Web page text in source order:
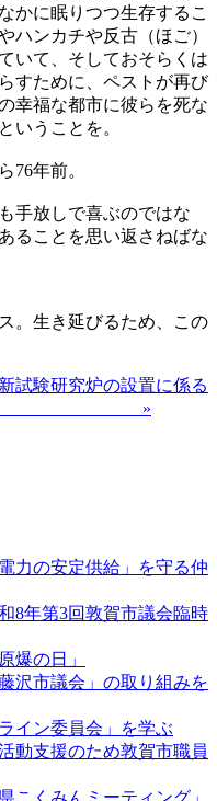
かに眠りつつ生存するこ
ハンカチや反古（ほご）
いて、そしておそらくは
すために、ペストが再び
幸福な都市に彼らを死な
いうことを。
76年前。
手放しで喜ぶのではな
ることを思い返さねばな
。生き延びるため、この
新試験研究炉の設置に係る
定締結 »
力の安定供給」を守る仲
8年第3回敦賀市議会臨時
爆の日」
沢市議会」の取り組みを
イン委員会」を学ぶ
動支援のため敦賀市職員
こくみんミーティング」